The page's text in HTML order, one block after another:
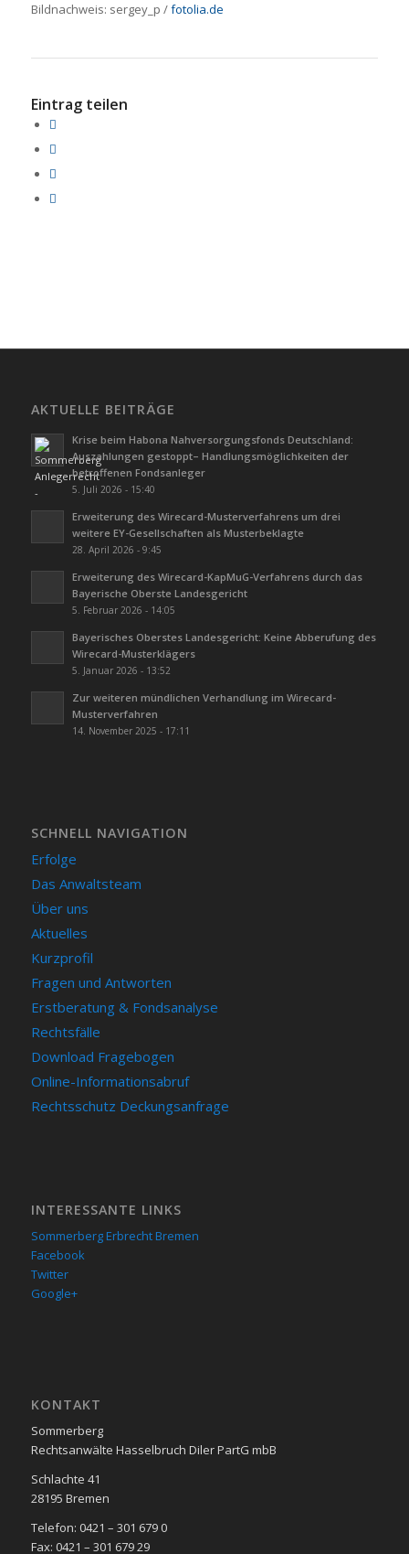
Bildnachweis: sergey_p /fotolia.de
Eintrag teilen
AKTUELLE BEITRÄGE
Krise beim Habona Nahversorgungsfonds Deutschland:
Auszahlungen gestoppt– Handlungsmöglichkeiten der
betroffenen Fondsanleger
5. Juli 2026 - 15:40
Erweiterung des Wirecard-Musterverfahrens um drei
weitere EY-Gesellschaften als Musterbeklagte
28. April 2026 - 9:45
Erweiterung des Wirecard-KapMuG-Verfahrens durch das
Bayerische Oberste Landesgericht
5. Februar 2026 - 14:05
Bayerisches Oberstes Landesgericht: Keine Abberufung des
Wirecard-Musterklägers
5. Januar 2026 - 13:52
Zur weiteren mündlichen Verhandlung im Wirecard-
Musterverfahren
14. November 2025 - 17:11
SCHNELL NAVIGATION
Erfolge
Das Anwaltsteam
Über uns
Aktuelles
Kurzprofil
Fragen und Antworten
Erstberatung & Fondsanalyse
Rechtsfälle
Download Fragebogen
Online-Informationsabruf
Rechtsschutz Deckungsanfrage
INTERESSANTE LINKS
Sommerberg Erbrecht Bremen
Facebook
Twitter
Google+
KON­TAKT
Sommerberg
Rechtsanwälte Hasselbruch Diler PartG mbB
Schlachte 41
28195 Bre­men
Telefon: 0421 – 301 679 0
Fax: 0421 – 301 679 29